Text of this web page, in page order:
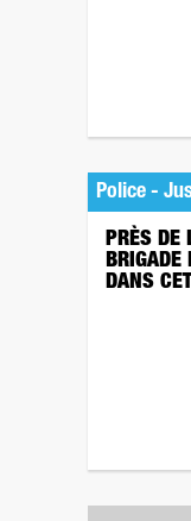
Police -
PRÈS DE
BRIGADE
DANS